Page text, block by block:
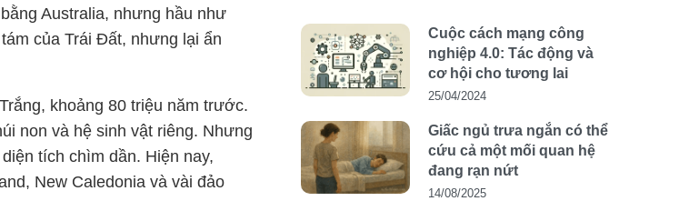
Australia, nhưng hầu như
của Trái Đất, nhưng lại ẩn
khoảng 80 triệu năm trước.
non và hệ sinh vật riêng. Nhưng
tích chìm dần. Hiện nay,
New Caledonia và vài đảo
Cuộc cách mạng công
nghiệp 4.0: Tác động và
cơ hội cho tương lai
25/04/2024
Giấc ngủ trưa ngắn có thể
cứu cả một mối quan hệ
đang rạn nứt
14/08/2025